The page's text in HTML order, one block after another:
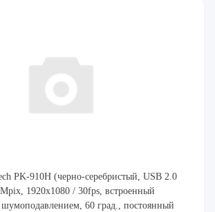
PK-910H (черно-серебристый, USB 2.0
1920x1080 / 30fps, встроенный
60 град., постоянный